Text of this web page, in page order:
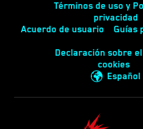
Términos de uso y
privacidad
Acuerdo de usuario
Guías
Declaración sobre
cookies
Español